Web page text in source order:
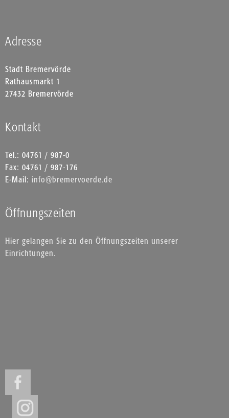
Adresse
Stadt Bremervörde
Rathausmarkt 1
27432 Bremervörde
Kontakt
Tel.: 04761 / 987-0
Fax: 04761 / 987-176
E-Mail: info@bremervoerde.de
Öffnungszeiten
Hier gelangen Sie zu den Öffnungszeiten unserer
Einrichtungen.